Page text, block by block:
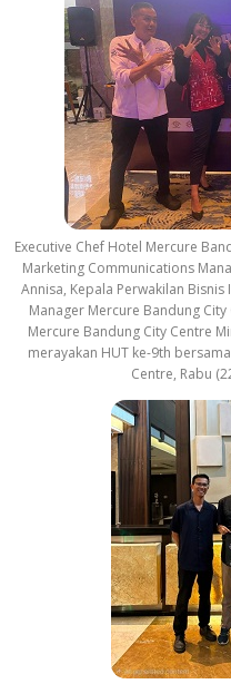
Executive Chef Hotel Mercure
Marketing Communications
Annisa, Kepala Perwakilan
Manager Mercure Bandung
Mercure Bandung City Centre
merayakan HUT ke-9th
Centre, Rabu